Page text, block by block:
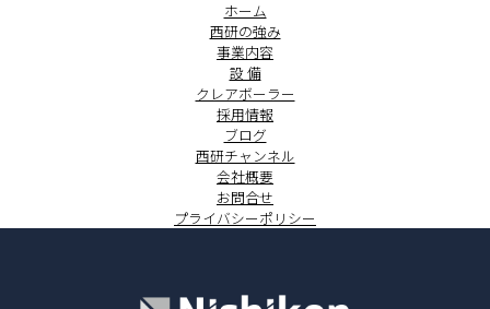
ホーム
西研の強み
事業内容
設 備
クレアボーラー
採用情報
ブログ
西研チャンネル
会社概要
お問合せ
プライバシーポリシー